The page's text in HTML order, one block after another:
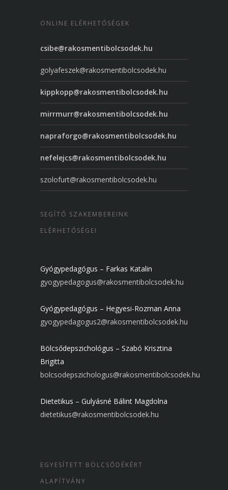
ONLINE ELÉRHETŐSÉGEK
csibe@rakosmentibolcsodek.hu
golyafeszek@rakosmentibolcsodek.hu
kippkopp@rakosmentibolcsodek.hu
mirrmurr@rakosmentibolcsodek.hu
napraforgo@rakosmentibolcsodek.hu
nefelejcs@rakosmentibolcsodek.hu
szolofurt@rakosmentibolcsodek.hu
SEGÍTŐ SZAKEMBEREINK
ELÉRHETŐSÉGEI
Gyógypedagógus – Farkas Katalin
gyogypedagogus@rakosmentibolcsodek.hu
Gyógypedagógus – Hegyesi-Rozman Anna
gyogypedagogus2@rakosmentibolcsodek.hu
Bölcsődepszichológus – Szabó Krisztina
Brigitta
bolcsodepszichologus@rakosmentibolcsodek.hu
Dietetikus – Gulyásné Bálint Magdolna
dietetikus@rakosmentibolcsodek.hu
EGYESÍTETT BÖLCSŐDÉKÉRT
ALAPÍTVÁNY